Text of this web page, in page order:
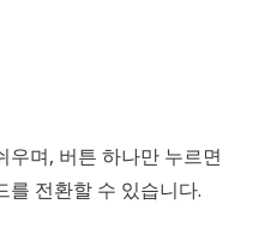
며, 버튼 하나만 누르면
전환할 수 있습니다.